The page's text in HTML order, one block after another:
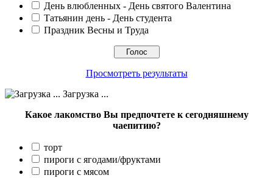
День влюбленных - День святого Валентина
Татьянин день - День студента
Праздник Весны и Труда
Просмотреть результаты
Загрузка ...
Какое лакомство Вы предпочтете к сегодняшнему
чаепитию?
торт
пироги с ягодами/фруктами
пироги с мясом